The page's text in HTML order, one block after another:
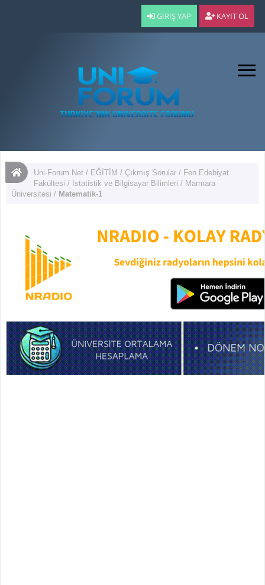
GIRIŞ YAP KAYIT OL
Uni-Forum.Net / EĞİTİM /Çıkmış Sorular / Fen Edebiyat
Fakültesi / İstatistik ve Bilgisayar Bilimleri / Marmara
Üniversitesi / Matematik-1